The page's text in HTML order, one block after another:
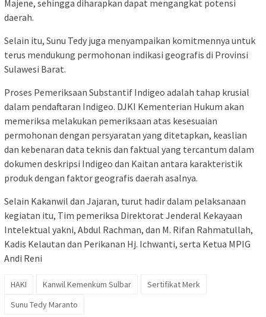
Majene, sehingga diharapkan dapat mengangkat potensi
daerah.
Selain itu, Sunu Tedy juga menyampaikan komitmennya untuk
terus mendukung permohonan indikasi geografis di Provinsi
Sulawesi Barat.
Proses Pemeriksaan Substantif Indigeo adalah tahap krusial
dalam pendaftaran Indigeo. DJKI Kementerian Hukum akan
memeriksa melakukan pemeriksaan atas kesesuaian
permohonan dengan persyaratan yang ditetapkan, keaslian
dan kebenaran data teknis dan faktual yang tercantum dalam
dokumen deskripsi Indigeo dan Kaitan antara karakteristik
produk dengan faktor geografis daerah asalnya.
Selain Kakanwil dan Jajaran, turut hadir dalam pelaksanaan
kegiatan itu, Tim pemeriksa Direktorat Jenderal Kekayaan
Intelektual yakni, Abdul Rachman, dan M. Rifan Rahmatullah,
Kadis Kelautan dan Perikanan Hj. Ichwanti, serta Ketua MPIG
Andi Reni
HAKI Kanwil Kemenkum Sulbar
Sertifikat Merk
Sunu Tedy Maranto